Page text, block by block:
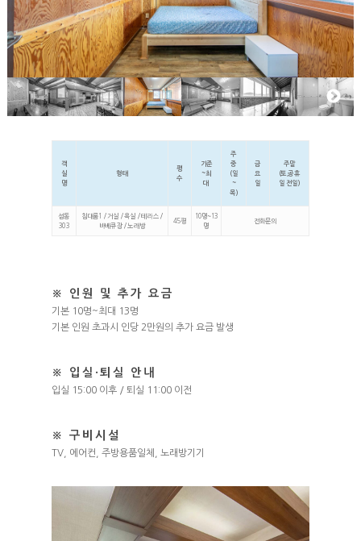
객
실
명
형태
평
수
기준
~최
대
주
중
(일
~
목)
금
요
일
주말
(토,공휴
일 전일)
섬동
303
침대룸1 / 거실 / 욕실 / 테라스 /
바베큐장 / 노래방
45평
10명~13
명
전화문의
※ 인원 및 추가 요금
기본 10명~최대 13명
기본 인원 초과시 인당 2만원의 추가 요금 발생
※ 입실·퇴실 안내
입실 15:00 이후 / 퇴실 11:00 이전
※ 구비시설
TV, 에어컨, 주방용품일체, 노래방기기